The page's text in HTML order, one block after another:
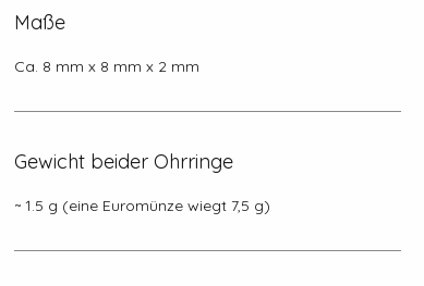
Maße
Ca. 8 mm x 8 mm x 2 mm
Gewicht beider Ohrringe
~ 1.5 g (eine Euromünze wiegt 7,5 g)